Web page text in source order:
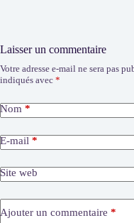
Laisser un commentaire
Votre adresse e-mail ne sera pas
indiqués avec *
Nom *
E-mail *
Site web
Ajouter un commentaire *